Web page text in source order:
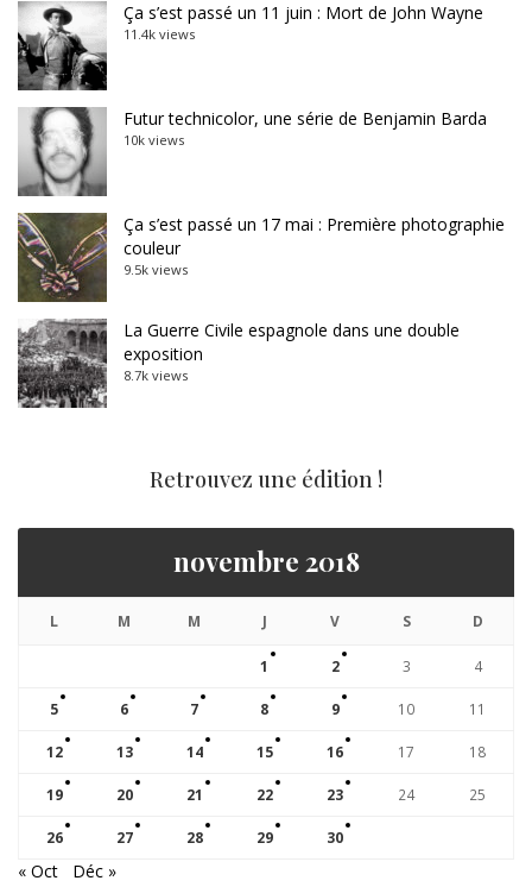
Ça s’est passé un 11 juin : Mort de John Wayne
11.4k views
Futur technicolor, une série de Benjamin Barda
10k views
Ça s’est passé un 17 mai : Première photographie
couleur
9.5k views
La Guerre Civile espagnole dans une double
exposition
8.7k views
Retrouvez une édition !
novembre 2018
L M M J V S D
1 2 3 4
5 6 7 8 9 10 11
12 13 14 15 16 17 18
19 20 21 22 23 24 25
26 27 28 29 30
« Oct Déc »